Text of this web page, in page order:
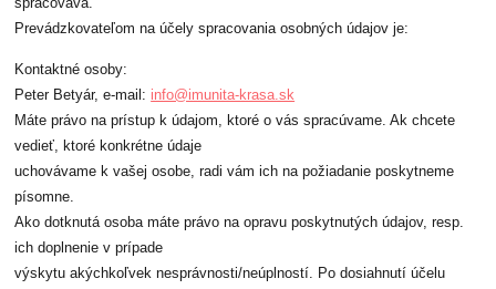
spracováva.
Prevádzkovateľom na účely spracovania osobných údajov je:
Kontaktné osoby:
Peter Betyár, e-mail: info@imunita-krasa.sk
Máte právo na prístup k údajom, ktoré o vás spracúvame. Ak chcete
vedieť, ktoré konkrétne údaje
uchovávame k vašej osobe, radi vám ich na požiadanie poskytneme
písomne.
Ako dotknutá osoba máte právo na opravu poskytnutých údajov, resp.
ich doplnenie v prípade
výskytu akýchkoľvek nesprávnosti/neúplností. Po dosiahnutí účelu